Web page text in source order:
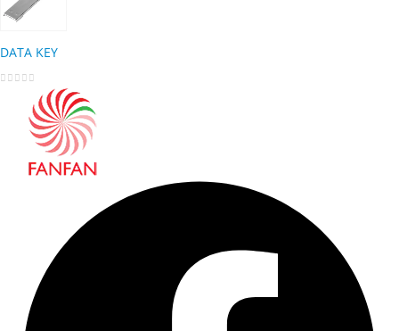
DATA KEY
out of 5